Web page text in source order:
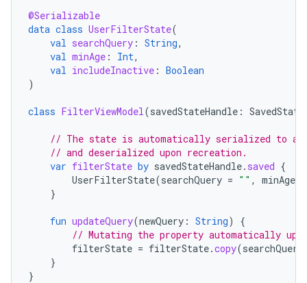
@Serializable
data class UserFilterState(
val searchQuery : String,
val minAge : Int,
val includeInactive : Boolean
)
class FilterViewModel(savedStateHandle :
// The state is automatically serialized to a
// and deserialized upon recreation.
var filterState by savedStateHandle. saved {
UserFilterState(searchQuery = "" , minAge
}
fun updateQuery(newQuery : String)
{
// Mutating the property automatically
filterState = filterState.copy(searchQuery
}
}